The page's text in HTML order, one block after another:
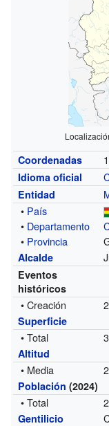
Coordenadas
Idioma oficial
Entidad
• País
• Departamento
• Provincia
Alcalde
Eventos
históricos
• Creación
Superficie
• Total
Altitud
• Media
Población (2024)
• Total
Gentilicio